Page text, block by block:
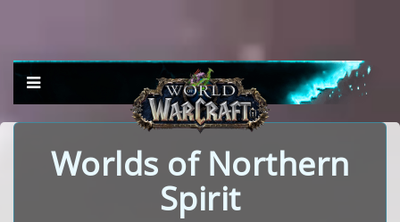
Worlds of Northern
Spirit